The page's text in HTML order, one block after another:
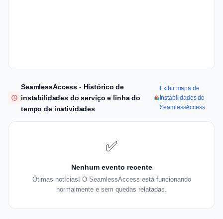
SeamlessAccess - Histórico de
instabilidades do serviço e linha do
tempo de inatividades
Exibir mapa de
instabilidades do
SeamlessAccess
✅
Nenhum evento recente
Ótimas notícias! O SeamlessAccess está funcionando
normalmente e sem quedas relatadas.